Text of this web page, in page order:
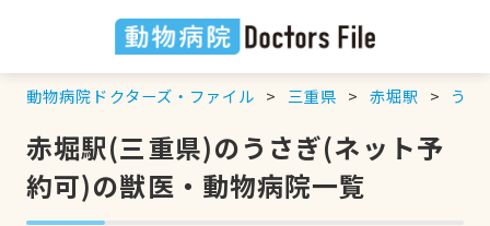
動物病院ドクターズ・ファイル 三重県 赤堀駅 うさ
赤堀駅(三重県)のうさぎ(ネット予
約可)の獣医・動物病院一覧